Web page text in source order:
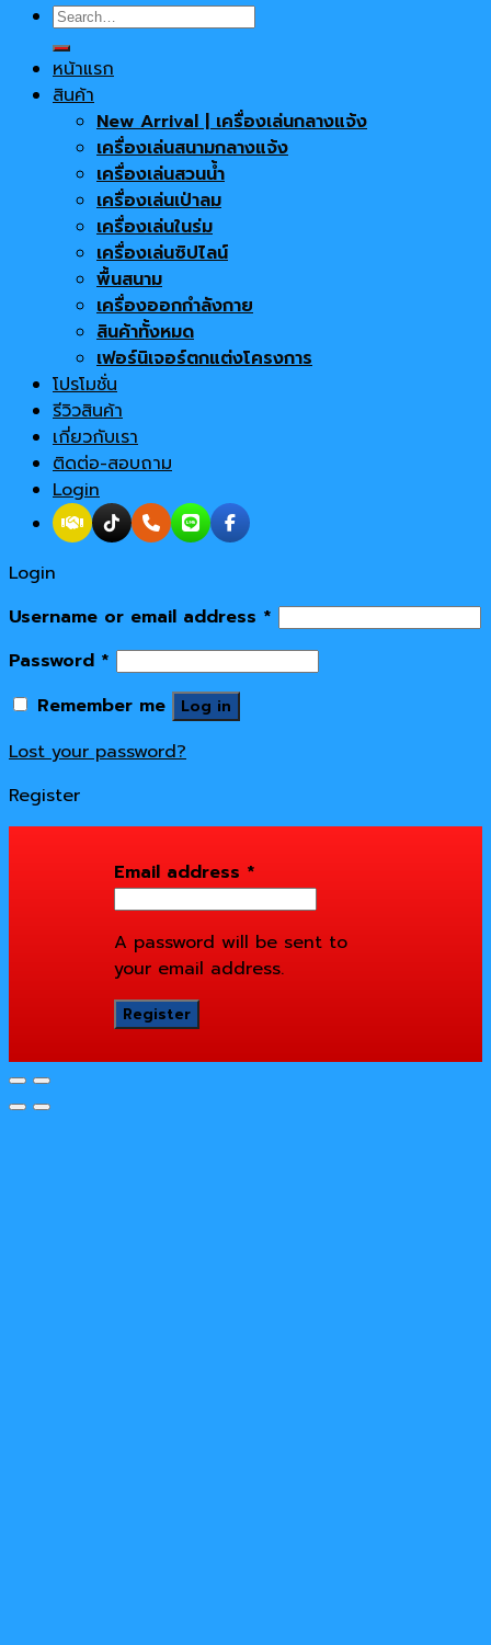
Search
for:
หน้าแรก
สินค้า
New Arrival | เครื่องเล่นกลางแจ้ง
เครื่องเล่นสนามกลางแจ้ง
เครื่องเล่นสวนน้ำ
เครื่องเล่นเป่าลม
เครื่องเล่นในร่ม
เครื่องเล่นซิปไลน์
พื้นสนาม
เครื่องออกกำลังกาย
สินค้าทั้งหมด
เฟอร์นิเจอร์ตกแต่งโครงการ
โปรโมชั่น
รีวิวสินค้า
เกี่ยวกับเรา
ติดต่อ-สอบถาม
Login
Login
Username or email address *
Password *
Remember me
Log in
Lost your password?
Register
Email address *
A password will be sent to
your email address.
Register